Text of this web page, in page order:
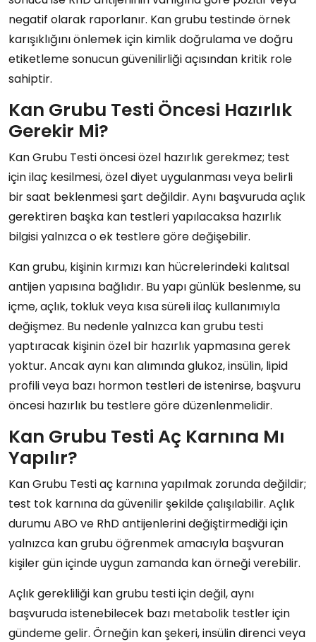
negatif olarak raporlanır. Kan grubu testinde örnek
karışıklığını önlemek için kimlik doğrulama ve doğru
etiketleme sonucun güvenilirliği açısından kritik role
sahiptir.
Kan Grubu Testi Öncesi Hazırlık
Gerekir Mi?
Kan Grubu Testi öncesi özel hazırlık gerekmez; test
için ilaç kesilmesi, özel diyet uygulanması veya belirli
bir saat beklenmesi şart değildir. Aynı başvuruda açlık
gerektiren başka kan testleri yapılacaksa hazırlık
bilgisi yalnızca o ek testlere göre değişebilir.
Kan grubu, kişinin kırmızı kan hücrelerindeki kalıtsal
antijen yapısına bağlıdır. Bu yapı günlük beslenme, su
içme, açlık, tokluk veya kısa süreli ilaç kullanımıyla
değişmez. Bu nedenle yalnızca kan grubu testi
yaptıracak kişinin özel bir hazırlık yapmasına gerek
yoktur. Ancak aynı kan alımında glukoz, insülin, lipid
profili veya bazı hormon testleri de istenirse, başvuru
öncesi hazırlık bu testlere göre düzenlenmelidir.
Kan Grubu Testi Aç Karnına Mı
Yapılır?
Kan Grubu Testi aç karnına yapılmak zorunda değildir;
test tok karnına da güvenilir şekilde çalışılabilir. Açlık
durumu ABO ve RhD antijenlerini değiştirmediği için
yalnızca kan grubu öğrenmek amacıyla başvuran
kişiler gün içinde uygun zamanda kan örneği verebilir.
Açlık gerekliliği kan grubu testi için değil, aynı
başvuruda istenebilecek bazı metabolik testler için
gündeme gelir. Örneğin kan şekeri, insülin direnci veya